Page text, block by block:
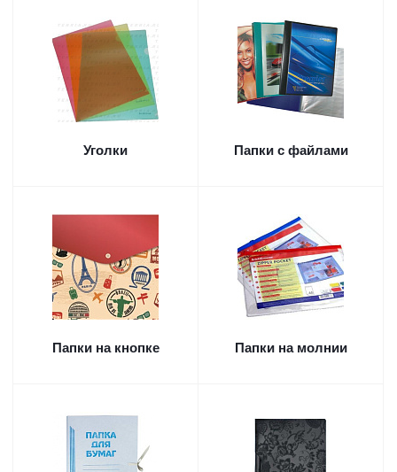
Уголки Папки с файлами
Папки на кнопке Папки на молнии